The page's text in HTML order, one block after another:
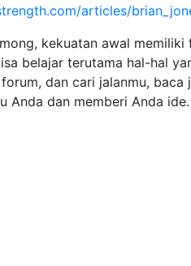
articles/
kekuatan awal memiliki
belajar terutama hal-hal
dan cari jalanmu, baca
Anda dan memberi Anda ide.